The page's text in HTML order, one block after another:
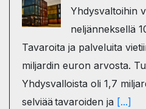
Yhdysvaltoihin
neljänneksellä
Tavaroita ja palveluita
miljardin euron arvosta.
Yhdysvalloista oli 1,7
selviää tavaroiden ja [...]